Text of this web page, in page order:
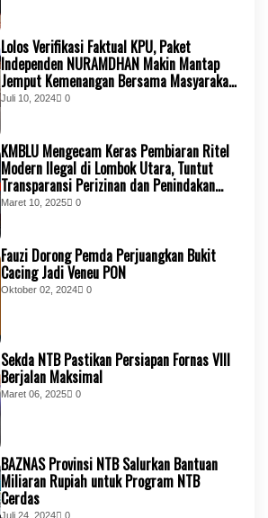
Lolos Verifikasi Faktual KPU, Paket
Independen NURAMDHAN Makin Mantap
Jemput Kemenangan Bersama Masyarakat
KSB
Juli 10, 2024 0
KMBLU Mengecam Keras Pembiaran Ritel
Modern Ilegal di Lombok Utara, Tuntut
Transparansi Perizinan dan Penindakan
Tegas
Maret 10, 2025 0
Fauzi Dorong Pemda Perjuangkan Bukit
Cacing Jadi Veneu PON
Oktober 02, 2024 0
Sekda NTB Pastikan Persiapan Fornas VIII
Berjalan Maksimal
Maret 06, 2025 0
BAZNAS Provinsi NTB Salurkan Bantuan
Miliaran Rupiah untuk Program NTB
Cerdas
Juli 24, 2024 0